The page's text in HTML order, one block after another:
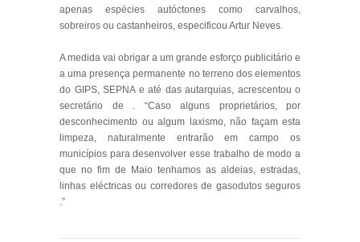
apenas espécies autóctones como carvalhos,
sobreiros ou castanheiros, especificou Artur Neves.
A medida vai obrigar a um grande esforço publicitário e
a uma presença permanente no terreno dos elementos
do GIPS, SEPNA e até das autarquias, acrescentou o
secretário de . “Caso alguns proprietários, por
desconhecimento ou algum laxismo, não façam esta
limpeza, naturalmente entrarão em campo os
municípios para desenvolver esse trabalho de modo a
que no fim de Maio tenhamos as aldeias, estradas,
linhas eléctricas ou corredores de gasodutos seguros
.”